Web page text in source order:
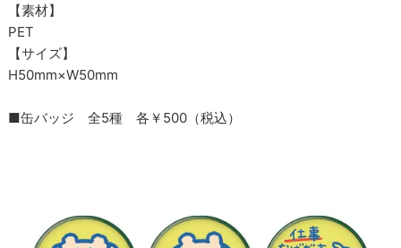
【素材】
PET
【サイズ】
H50mm×W50mm
■缶バッジ 全5種 各￥500（税込）